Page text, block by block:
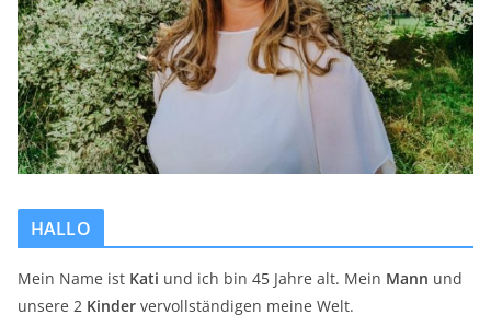
HALLO
Mein Name ist Kati und ich bin 45 Jahre alt. Mein Mann und
unsere 2 Kinder vervollständigen meine Welt.